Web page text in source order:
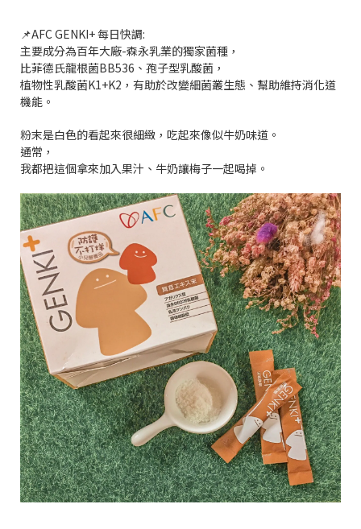
📌AFC GENKI+ 每日快調:
主要成分為百年大廠-森永乳業的獨家菌種，
比菲德氏龍根菌BB536、孢子型乳酸菌，
植物性乳酸菌K1+K2，有助於改變細菌叢生態、幫助維持消化道
機能。
粉末是白色的看起來很細緻，吃起來像似牛奶味道。
通常，
我都把這個拿來加入果汁、牛奶讓梅子一起喝掉。